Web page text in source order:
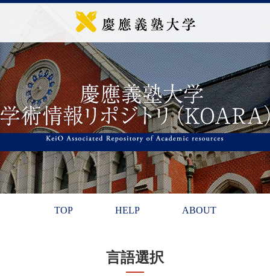
TOP HELP ABOUT
言語選択